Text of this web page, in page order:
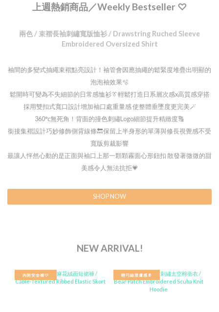
上週熱銷商品／Weekly Bestseller ♡
兩色 / 束褶長袖刺繡寬版恤衫 / Drawstring Ruched Sleeve
Embroidered Oversized Shirt
袖間的多變式抽繩束褶點亮設計！袖管會因應抽繩的鬆緊度堆疊出明顯的
泡泡袖效果🫧
鬆開時可變為不失細節的日常感恤衫👔輕鬆打造日系層次感x高質感穿搭
採用雙扣式寬口設計增加袖口處重量感 使整體垂墜度更完美🪄
360°c無死角！背面的撞色刺繡Logo細節提升精緻度🔠
銜接集褶設計巧妙修飾側背線條🔙保留上半身形的單薄與修長視覺感不受
寬版剪裁影響
最讓人怦然心動的是正面與袖口上那一顆顆霧面心形鈕扣 散發著微微的甜
美感令人無法抗拒💗
SHOP NOW
NEW ARRIVAL!
內附安全褲♡ 輕巧絲滑膚感🥛